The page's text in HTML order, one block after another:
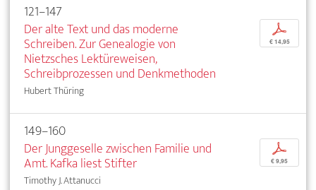
121–147
Der alte Text und das moderne
Schreiben. Zur Genealogie von
Nietzsches Lektüreweisen,
Schreibprozessen und Denkmethoden
Hubert Thüring
p
€ 14,95
149–160
Der Junggeselle zwischen Familie und
Amt. Kafka liest Stifter
Timothy J. Attanucci
p
€ 9,95